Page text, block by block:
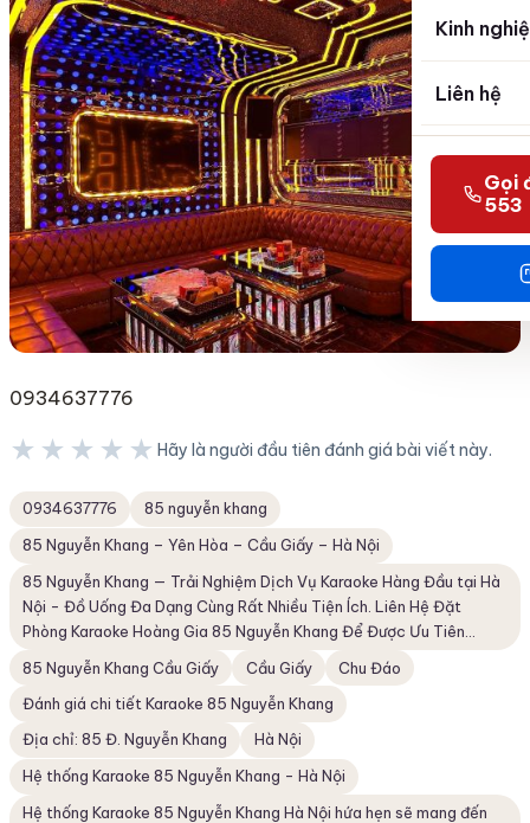
Kinh
Liên hệ
Gọi
553
0934637776
★★★★★ Hãy là người đầu tiên đánh giá bài viết này.
0934637776
85 nguyễn khang
85 Nguyễn Khang – Yên Hòa – Cầu Giấy – Hà Nội
85 Nguyễn Khang — Trải Nghiệm Dịch Vụ Karaoke Hàng Đầu tại Hà
Nội - Đồ Uống Đa Dạng Cùng Rất Nhiều Tiện Ích. Liên Hệ Đặt
Phòng Karaoke Hoàng Gia 85 Nguyễn Khang Để Được Ưu Tiên...
85 Nguyễn Khang Cầu Giấy
Cầu Giấy
Chu Đáo
Đánh giá chi tiết Karaoke 85 Nguyễn Khang
Địa chỉ: 85 Đ. Nguyễn Khang
Hà Nội
Hệ thống Karaoke 85 Nguyễn Khang - Hà Nội
Hệ thống Karaoke 85 Nguyễn Khang Hà Nội hứa hẹn sẽ mang đến